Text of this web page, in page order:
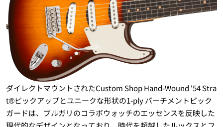
ダイレクトマウントされたCustom Shop Hand-Wound '54 Stra
t®ピックアップとユニークな形状の1-ply パーチメントピック
ガードは、ブルガリのコラボウォッチのエッセンスを反映した